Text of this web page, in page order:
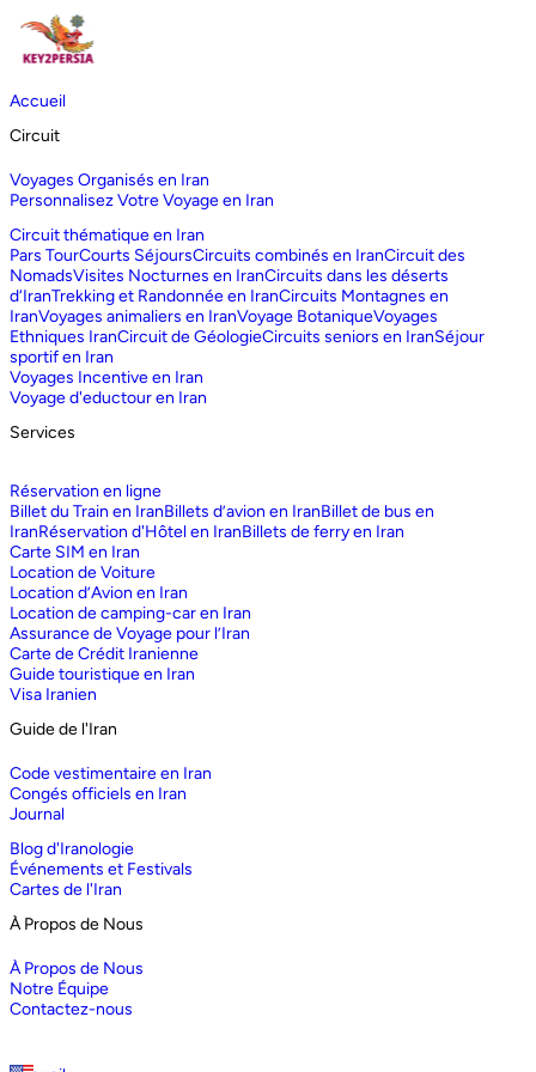
Accueil
Circuit
Voyages Organisés en Iran
Personnalisez Votre Voyage en Iran
Circuit thématique en Iran
Pars TourCourts SéjoursCircuits combinés en IranCircuit des
NomadsVisites Nocturnes en IranCircuits dans les déserts
d‘IranTrekking et Randonnée en IranCircuits Montagnes en
IranVoyages animaliers en IranVoyage BotaniqueVoyages
Ethniques IranCircuit de GéologieCircuits seniors en IranSéjour
sportif en Iran
Voyages Incentive en Iran
Voyage d'eductour en Iran
Services
Réservation en ligne
Billet du Train en IranBillets d’avion en IranBillet de bus en
IranRéservation d'Hôtel en IranBillets de ferry en Iran
Carte SIM en Iran
Location de Voiture
Location d’Avion en Iran
Location de camping-car en Iran
Assurance de Voyage pour l’Iran
Carte de Crédit Iranienne
Guide touristique en Iran
Visa Iranien
Guide de l'Iran
Code vestimentaire en Iran
Congés officiels en Iran
Journal
Blog d'Iranologie
Événements et Festivals
Cartes de l'Iran
À Propos de Nous
À Propos de Nous
Notre Équipe
Contactez-nous